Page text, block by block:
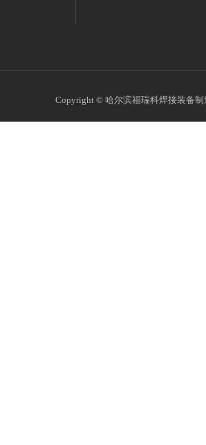
Copyright © 哈尔滨福瑞科焊接装备制